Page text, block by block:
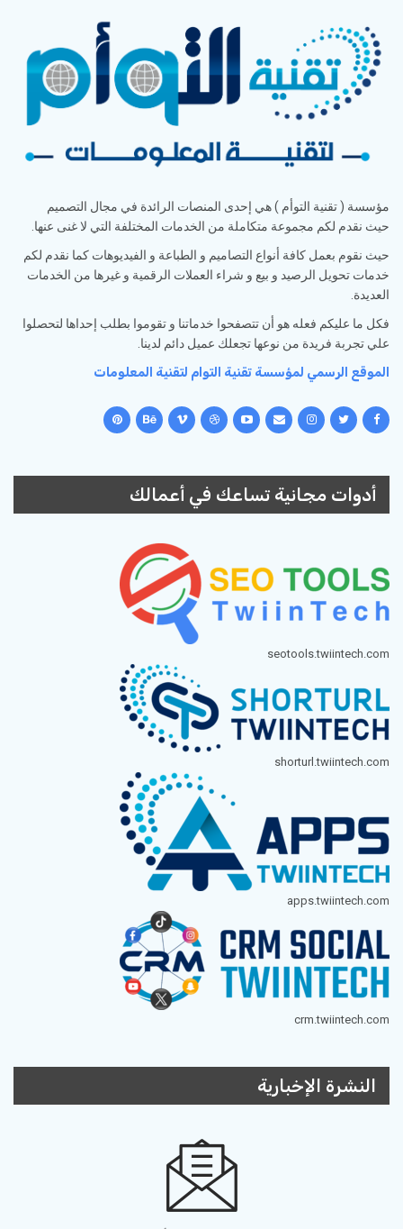
مؤسسة ( تقنية التوأم ) هي إحدى المنصات الرائدة في مجال التصميم
حيث نقدم لكم مجموعة متكاملة من الخدمات المختلفة التي لا غنى عنها.
حيث نقوم بعمل كافة أنواع التصاميم و الطباعة و الفيديوهات كما نقدم لكم
خدمات تحويل الرصيد و بيع و شراء العملات الرقمية و غيرها من الخدمات
العديدة.
فكل ما عليكم فعله هو أن تتصفحوا خدماتنا و تقوموا بطلب إحداها لتحصلوا
علي تجربة فريدة من نوعها تجعلك عميل دائم لدينا.
الموقع الرسمي لمؤسسة تقنية التوام لتقنية المعلومات
أدوات مجانية تساعك في أعمالك
seotools.twiintech.com
shorturl.twiintech.com
apps.twiintech.com
crm.twiintech.com
النشرة الإخبارية